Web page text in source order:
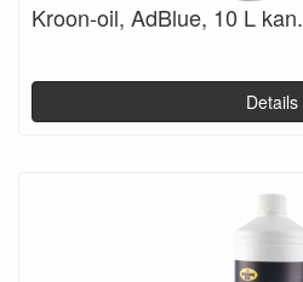
Kroon-oil, AdBlue, 10 L kan.
Details